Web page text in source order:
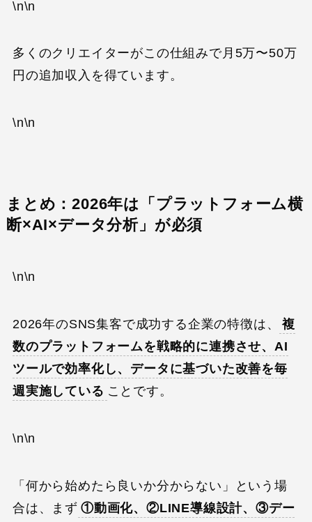
\n\n
多くのクリエイターがこの仕組みで月5万〜50万
円の追加収入を得ています。
\n\n
まとめ：2026年は「プラットフォーム横
断×AI×データ分析」が必須
\n\n
2026年のSNS集客で成功する企業の特徴は、
複
数のプラットフォームを戦略的に連携させ、AI
ツールで効率化し、データに基づいた改善を毎
週実施している ことです。
\n\n
「何から始めたら良いか分からない」という場
合は、まず ①動画化、②LINE導線設計、③デー